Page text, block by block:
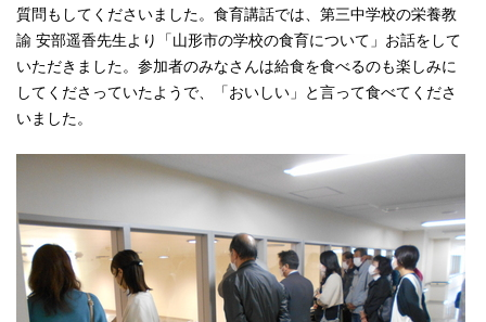
質問もしてくださいました。食育講話では、第三中学校の栄養教
諭 安部遥香先生より「山形市の学校の食育について」お話をして
いただきました。参加者のみなさんは給食を食べるのも楽しみに
してくださっていたようで、「おいしい」と言って食べてくださ
いました。